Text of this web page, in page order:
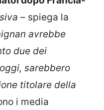
– spiega la
avrebbe
due dei
sarebbero
titolare della
i media